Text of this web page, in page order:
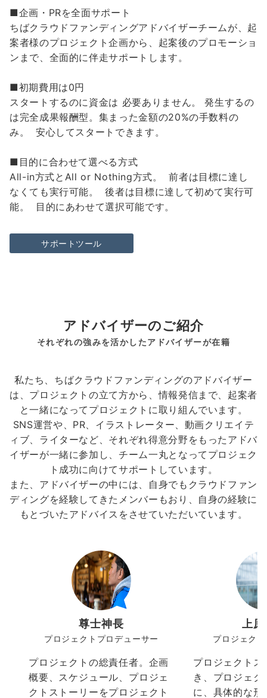
■企画・PRを全面サポート
ちばクラウドファンディングアドバイザーチームが、起
案者様のプロジェクト企画から、起案後のプロモーショ
ンまで、全面的に伴走サポートします。
■初期費用は0円
スタートするのに資金は 必要ありません。 発生するの
は完全成果報酬型。集まった金額の20%の手数料の
み。 安心してスタートできます。
■目的に合わせて選べる方式
All-in方式とAll or Nothing方式。 前者は目標に達し
なくても実行可能。 後者は目標に達して初めて実行可
能。 目的にあわせて選択可能です。
サポートツール
アドバイザーのご紹介
それぞれの強みを活かしたアドバイザーが在籍
私たち、ちばクラウドファンディングのアドバイザー
は、プロジェクトの立て方から、情報発信まで、起案者
と一緒になってプロジェクトに取り組んでいます。
SNS運営や、PR、イラストレーター、動画クリエイテ
ィブ、ライターなど、それぞれ得意分野をもったアドバ
イザーが一緒に参加し、チーム一丸となってプロジェク
ト成功に向けてサポートしています。
また、アドバイザーの中には、自身でもクラウドファン
ディングを経験してきたメンバーもおり、自身の経験に
もとづいたアドバイスをさせていただいています。
尊士神長
プロジェクトプロデューサー
プロジェクトの総責任者。企画
概要、スケジュール、プロジェ
クトストーリーをプロジェクト
上
プロジェク
プロジェクト
き、プロジェ
に、具体的な